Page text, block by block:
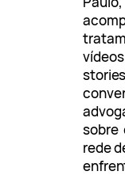
sobre
rede